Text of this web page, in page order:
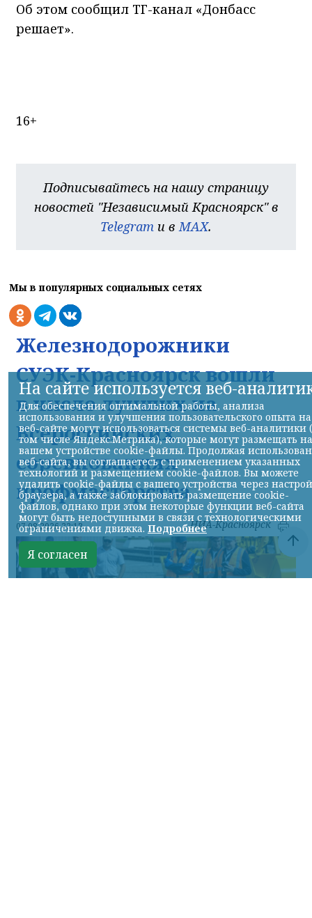
Об этом сообщил ТГ-канал «Донбасс
решает».
16+
Подписывайтесь на нашу страницу
новостей "Независимый Красноярск" в
Telegram и вMAX.
Мы в популярных социальных сетях
Железнодорожники
СУЭК-Красноярск вошли
в число лучших на
Всероссийских
соревнованиях
профмастерства
07.08.2026 22:13 НИА-Красноярск
На сайте используется веб-
Для обеспечения оптимальной работы, анализа
использования и улучшения пользовательского опыта на
веб-сайте могут использоваться системы веб-аналитики
том числе Яндекс.Метрика), которые могут размещать на
вашем устройстве cookie-файлы. Продолжая
веб-сайта, вы соглашаетесь с применением указанных
технологий и размещением cookie-файлов. Вы можете
удалить cookie-файлы с вашего устройства через
браузера, а также заблокировать размещение cookie-
файлов, однако при этом некоторые функции веб-сайта
могут быть недоступными в связи с технологическими
ограничениями движка. Подробнее
Я согласен